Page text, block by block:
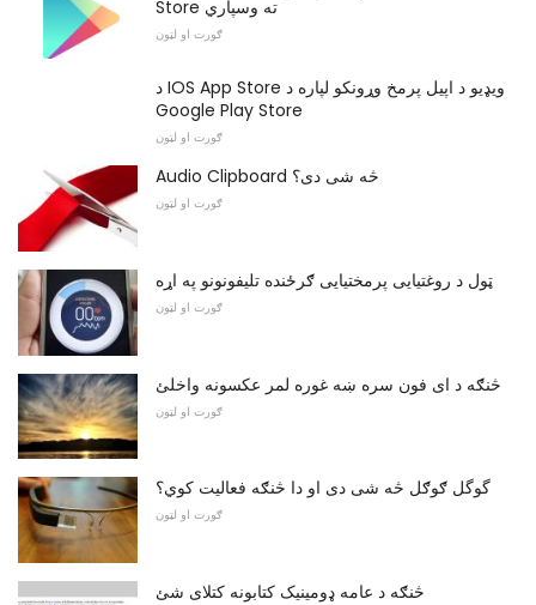
Store ته وسپاري
ګورت او لټون
د IOS App Store ویډیو د اپیل پرمخ وړونکو لپاره د
Google Play Store
ګورت او لټون
Audio Clipboard څه شی دی؟
ګورت او لټون
ټول د روغتیایی پرمختیایی ګرځنده تلیفونونو په اړه
ګورت او لټون
څنګه د ای فون سره ښه غوره لمر عکسونه واخلئ
ګورت او لټون
گوگل ګوګل څه شی دی او دا څنګه فعالیت کوي؟
ګورت او لټون
څنګه د عامه ډومینیک کتابونه کتلای شئ